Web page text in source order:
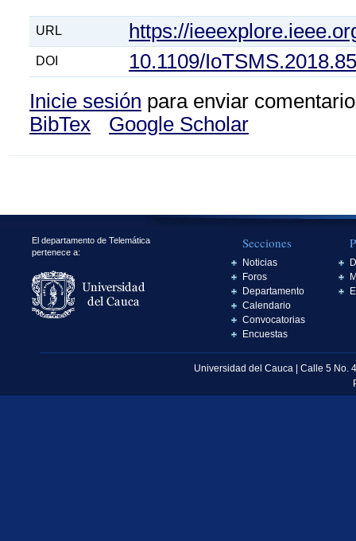
URL https://
DOI
10.1109/
Inicie sesión para enviar
BibTex
Google Scholar
El departamento de Telemática
pertenece a:
Secciones
Noticias
Foros
Departamento
Calendario
Convocatorias
Encuestas
Universidad del Cauca | Calle 5 No.